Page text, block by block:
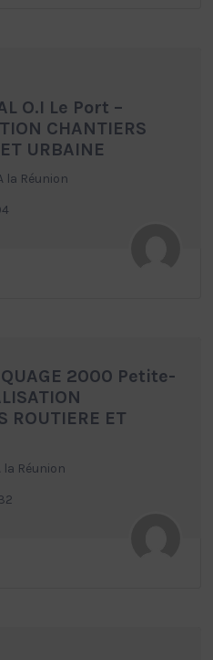
O.I Le Port –
CHANTIERS
URBAINE
la Réunion
2000 Petite-
ROUTIERE ET
la Réunion